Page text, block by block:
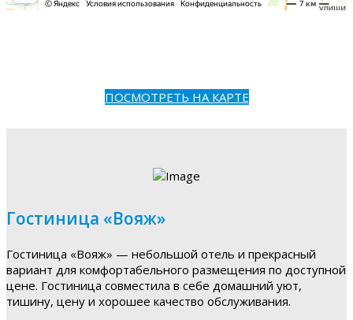
ПОСМОТРЕТЬ НА КАРТЕ
Гостиница «Вояж»
Гостиница «Вояж» — небольшой отель и прекрасный
вариант для комфортабельного размещения по доступной
цене. Гостиница совместила в себе домашний уют,
тишину, цену и хорошее качество обслуживания.